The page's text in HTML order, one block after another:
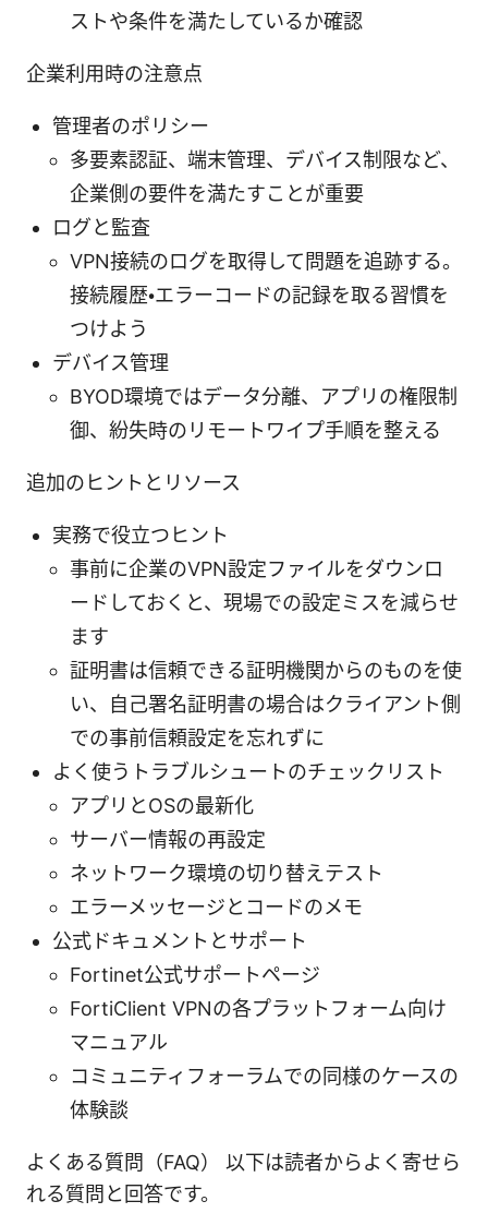
ストや条件を満たしているか確認
企業利用時の注意点
管理者のポリシー
多要素認証、端末管理、デバイス制限など、
企業側の要件を満たすことが重要
ログと監査
VPN接続のログを取得して問題を追跡する。
接続履歴・エラーコードの記録を取る習慣を
つけよう
デバイス管理
BYOD環境ではデータ分離、アプリの権限制
御、紛失時のリモートワイプ手順を整える
追加のヒントとリソース
実務で役立つヒント
事前に企業のVPN設定ファイルをダウンロ
ードしておくと、現場での設定ミスを減らせ
ます
証明書は信頼できる証明機関からのものを使
い、自己署名証明書の場合はクライアント側
での事前信頼設定を忘れずに
よく使うトラブルシュートのチェックリスト
アプリとOSの最新化
サーバー情報の再設定
ネットワーク環境の切り替えテスト
エラーメッセージとコードのメモ
公式ドキュメントとサポート
Fortinet公式サポートページ
FortiClient VPNの各プラットフォーム向け
マニュアル
コミュニティフォーラムでの同様のケースの
体験談
よくある質問（FAQ） 以下は読者からよく寄せら
れる質問と回答です。